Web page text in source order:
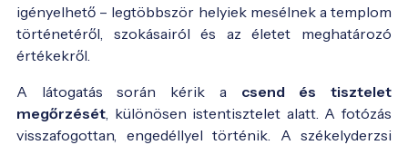
igényelhető – legtöbbször helyiek mesélnek a templom
történetéről, szokásairól és az életet meghatározó
értékekről.
A látogatás során kérik a csend és tisztelet
megőrzését , különösen istentisztelet alatt. A fotózás
visszafogottan, engedéllyel történik. A székelyderzsi